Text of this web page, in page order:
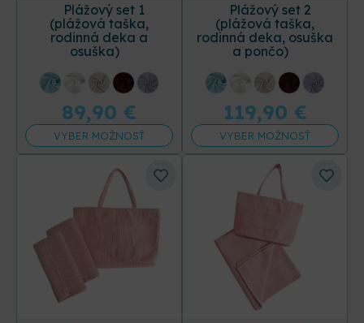
Plážový set 1
(plážová taška,
rodinná deka a
osuška)
89,90 €
VYBER MOŽNOSŤ
Plážový set 2
(plážová taška,
rodinná deka, osuška
a pončo)
119,90 €
VYBER MOŽNOSŤ